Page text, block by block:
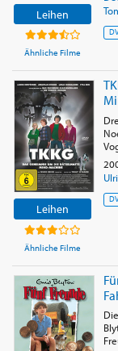
Leihen
Ähnliche Filme
Leihen
Ähnliche Filme